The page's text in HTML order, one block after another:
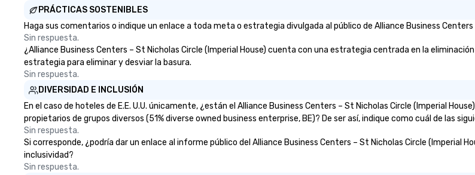
PRÁCTICAS SOSTENIBLES
Haga sus comentarios o indique un enlace a toda meta o estrategia divulgada al público de Alliance Business
Sin respuesta.
¿Alliance Business Centers – St Nicholas Circle (Imperial House) cuenta con una estrategia centrada en la
estrategia para eliminar y desviar la basura.
Sin respuesta.
DIVERSIDAD E INCLUSIÓN
En el caso de hoteles de E.E. U.U. únicamente, ¿están el Alliance Business Centers – St Nicholas Circle (Imperial
propietarios de grupos diversos (51% diverse owned business enterprise, BE)? De ser así, indique como cuál de las
Sin respuesta.
Si corresponde, ¿podría dar un enlace al informe público del Alliance Business Centers – St Nicholas Circle (Imperial
inclusividad?
Sin respuesta.